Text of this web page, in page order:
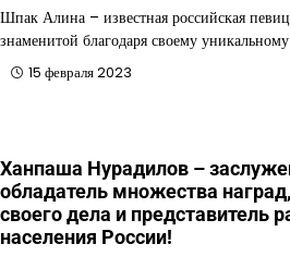
Шпак Алина – известная российская
знаменитой благодаря своему
15 февраля 2023
Ханпаша Нурадилов –
обладатель множества
своего дела и представитель
населения России!